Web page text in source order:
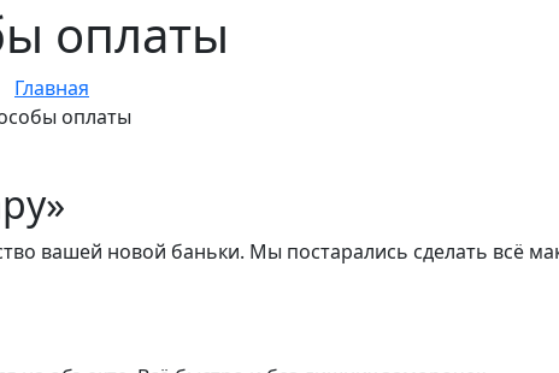
оплаты
Главная
оплаты
вашей новой баньки. Мы постарались сделать всё